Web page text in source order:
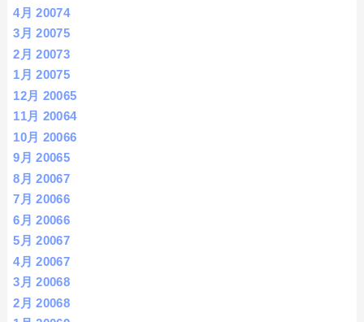
4月 20074
3月 20075
2月 20073
1月 20075
12月 20065
11月 20064
10月 20066
9月 20065
8月 20067
7月 20066
6月 20066
5月 20067
4月 20067
3月 20068
2月 20068